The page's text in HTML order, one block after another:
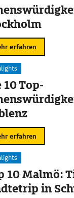
erfahren
10 Top-
erfahren
10 Malmö:
in